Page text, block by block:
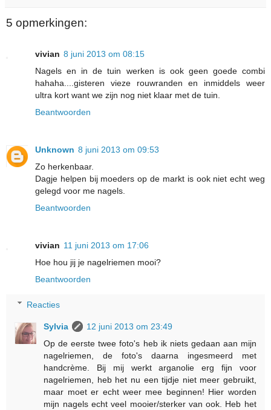
5 opmerkingen:
vivian 8 juni 2013 om 08:15
Nagels en in de tuin werken is ook geen goede combi
hahaha....gisteren vieze rouwranden en inmiddels weer
ultra kort want we zijn nog niet klaar met de tuin.
Beantwoorden
Unknown 8 juni 2013 om 09:53
Zo herkenbaar.
Dagje helpen bij moeders op de markt is ook niet echt weg
gelegd voor me nagels.
Beantwoorden
vivian 11 juni 2013 om 17:06
Hoe hou jij je nagelriemen mooi?
Beantwoorden
Reacties
Sylvia
12 juni 2013 om 23:49
Op de eerste twee foto's heb ik niets gedaan aan mijn
nagelriemen, de foto's daarna ingesmeerd met
handcrème. Bij mij werkt arganolie erg fijn voor
nagelriemen, heb het nu een tijdje niet meer gebruikt,
maar moet er echt weer mee beginnen! Hier worden
mijn nagels echt veel mooier/sterker van ook. Heb het